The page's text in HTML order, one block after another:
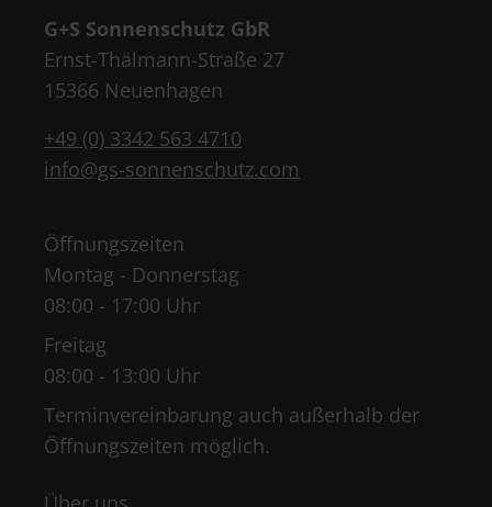
G+S Sonnenschutz GbR
Ernst-Thälmann-Straße 27
15366 Neuenhagen
+49 (0) 3342 563 4710
info@gs-sonnenschutz.com
Öffnungszeiten
Montag - Donnerstag
08:00 - 17:00 Uhr
Freitag
08:00 - 13:00 Uhr
Terminvereinbarung auch außerhalb der
Öffnungszeiten möglich.